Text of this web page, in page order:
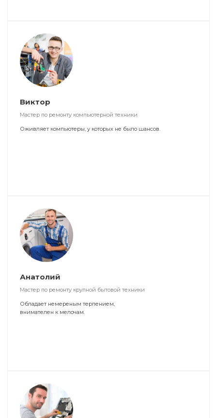
Виктор
Мастер по ремонту компьютерной техники
Оживляет компьютеры, у которых не было шансов.
Анатолий
Мастер по ремонту крупной бытовой техники
Обладает немереным терпением,
внимателен к мелочам.